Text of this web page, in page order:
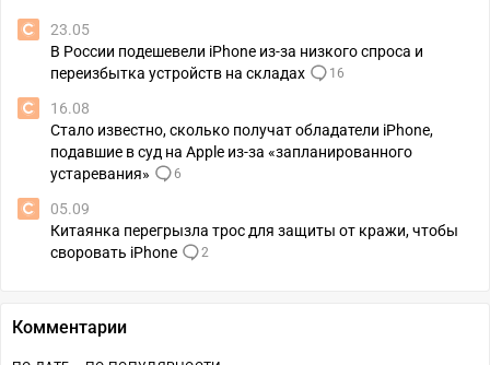
23.05
В России подешевели iPhone из-за низкого спроса и
переизбытка устройств на складах
16
16.08
Стало известно, сколько получат обладатели iPhone,
подавшие в суд на Apple из-за «запланированного
устаревания»
6
05.09
Китаянка перегрызла трос для защиты от кражи, чтобы
своровать iPhone
2
Комментарии